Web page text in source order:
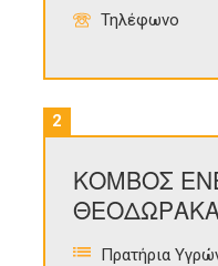
Τηλέφωνο
2
ΚΟΜΒΟΣ
Πρατήρια